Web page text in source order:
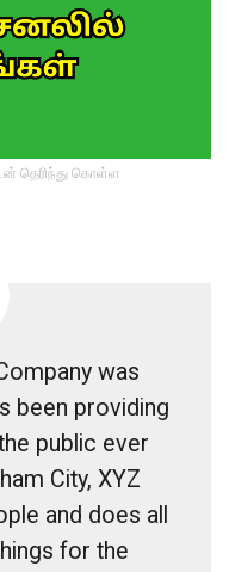
தெரிந்து கொள்ள
was
been providing
public ever
City, XYZ
and does all
for the